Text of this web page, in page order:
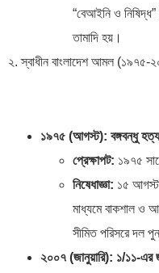
“বেআইনি ও
তামাদি হয়।
২. স্বাধীন বাংলাদেশ আমল (১৯৭৫-
১৯৭৫ (আগস্ট): বঙ্গবন্ধু
প্রেক্ষাপট: ১৯৭৫
নিষেধাজ্ঞা: ১৫ আগস্ট
মাধ্যমে বাকশাল ও
সীমিত পরিসরে দল
২০০৭ (জানুয়ারি): ১/১১-এর